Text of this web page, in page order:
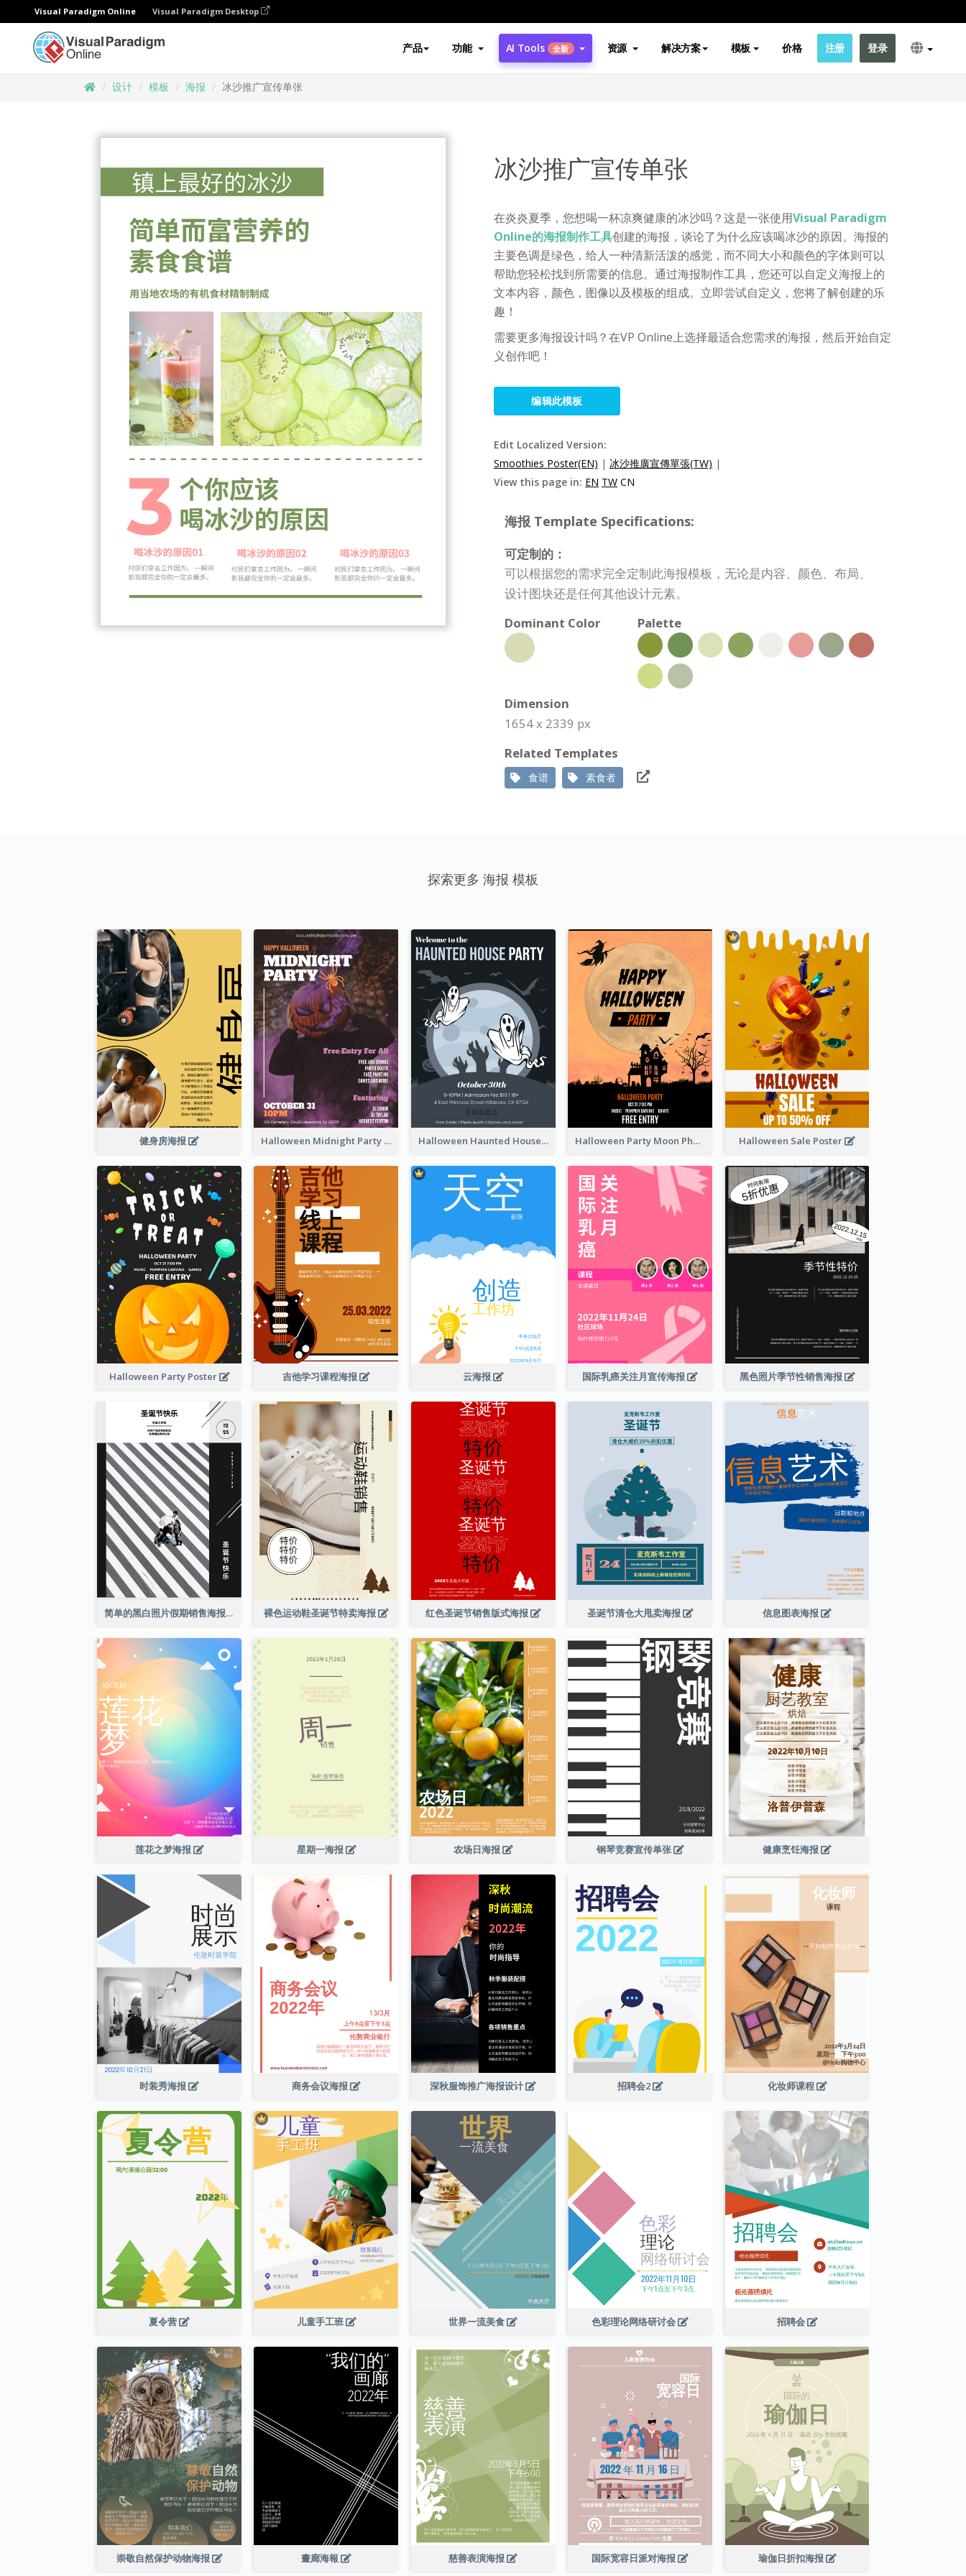
Visual Paradigm Online Visual Paradigm Desktop
产品 功能 AI Tools 全新 资源 解决方案 模板 价格 注册 登录
设计 模板 海报 冰沙推广宣传单张
冰沙推广宣传单张
在炎炎夏季，您想喝一杯凉爽健康的冰沙吗？这是一张使用Visual Paradigm
Online的海报制作工具创建的海报，谈论了为什么应该喝冰沙的原因。海报的
主要色调是绿色，给人一种清新活泼的感觉，而不同大小和颜色的字体则可以
帮助您轻松找到所需要的信息。通过海报制作工具，您还可以自定义海报上的
文本内容，颜色，图像以及模板的组成。立即尝试自定义，您将了解创建的乐
趣！
需要更多海报设计吗？在VP Online上选择最适合您需求的海报，然后开始自定
义创作吧！
编辑此模板
Edit Localized Version:
Smoothies Poster(EN) | 冰沙推廣宣傳單張(TW) |
View this page in: EN TW CN
海报 Template Specifications:
可定制的：
可以根据您的需求完全定制此海报模板，无论是内容、颜色、布局、
设计图块还是任何其他设计元素。
Dominant Color
Palette
Dimension
1654 x 2339 px
Related Templates
食谱 素食者
探索更多 海报 模板
健身房海报 Halloween Midnight Party Poster Halloween Haunted House Party Poster Halloween Party Moon Photo Poster Halloween Sale Poster
Halloween Party Poster 吉他学习课程海报 云海报 国际乳癌关注月宣传海报 黑色照片季节性销售海报
简单的黑白照片假期销售海报 裸色运动鞋圣诞节特卖海报 红色圣诞节销售版式海报 圣诞节清仓大甩卖海报 信息图表海报
莲花之梦海报 星期一海报 农场日海报 钢琴竞赛宣传单张 健康烹饪海报
时装秀海报 商务会议海报 深秋服饰推广海报设计 招聘会2 化妆师课程
夏令营 儿童手工班 世界一流美食 色彩理论网络研讨会 招聘会
崇敬自然保护动物海报 畫廊海報 慈善表演海报 国际宽容日派对海报 瑜伽日折扣海报